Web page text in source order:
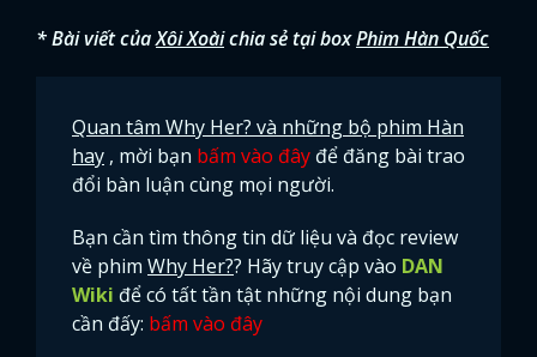
* Bài viết củaXôi Xoàichia sẻ tại boxPhim Hàn Quốc
Quan tâm Why Her? và những bộ phim Hàn
hay , mời bạn bấm vào đây để đăng bài trao
đổi bàn luận cùng mọi người.
Bạn cần tìm thông tin dữ liệu và đọc review
về phim Why Her?? Hãy truy cập vào DAN
Wiki để có tất tần tật những nội dung bạn
cần đấy: bấm vào đây